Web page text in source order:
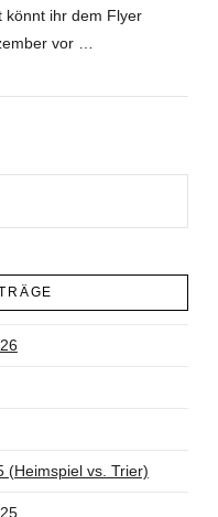
könnt ihr dem Flyer
vor …
(Heimspiel vs. Trier)